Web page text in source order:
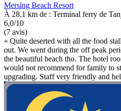
Mersing Beach Resort
À 28,1 km de : Terminal ferry de
6,0/10
(7 avis)
« Quite deserted with all the food
out. We went during the off peak
the beautiful beach tho. The hotel
would not recommend for family to
upgrading. Staff very friendly and